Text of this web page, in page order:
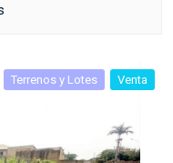
Terrenos y Lotes Venta